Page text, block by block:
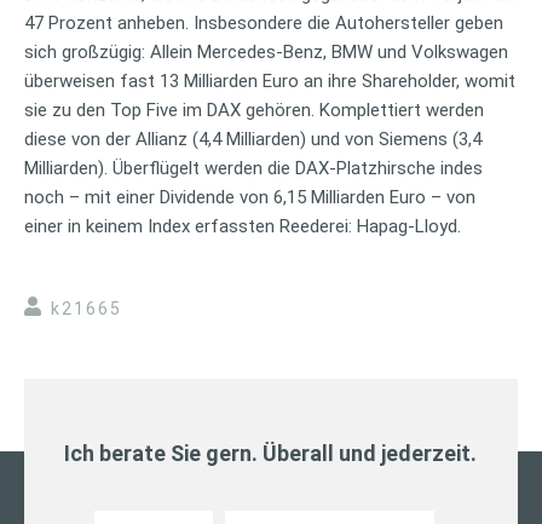
47 Prozent anheben. Insbesondere die Autohersteller geben
sich großzügig: Allein Mercedes-Benz, BMW und Volkswagen
überweisen fast 13 Milliarden Euro an ihre Shareholder, womit
sie zu den Top Five im DAX gehören. Komplettiert werden
diese von der Allianz (4,4 Milliarden) und von Siemens (3,4
Milliarden). Überflügelt werden die DAX-Platzhirsche indes
noch – mit einer Dividende von 6,15 Milliarden Euro – von
einer in keinem Index erfassten Reederei: Hapag-Lloyd.
k21665
Ich berate Sie gern. Überall und jederzeit.